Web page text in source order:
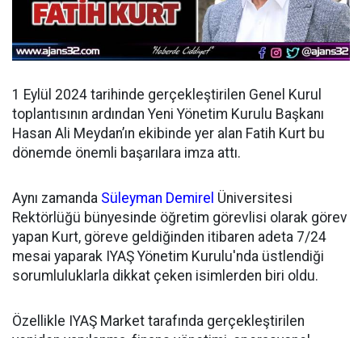
1 Eylül 2024 tarihinde gerçekleştirilen Genel Kurul
toplantısının ardından Yeni Yönetim Kurulu Başkanı
Hasan Ali Meydan’ın ekibinde yer alan Fatih Kurt bu
dönemde önemli başarılara imza attı.
Aynı zamanda Süleyman Demirel Üniversitesi
Rektörlüğü bünyesinde öğretim görevlisi olarak görev
yapan Kurt, göreve geldiğinden itibaren adeta 7/24
mesai yaparak IYAŞ Yönetim Kurulu'nda üstlendiği
sorumluluklarla dikkat çeken isimlerden biri oldu.
Özellikle IYAŞ Market tarafında gerçekleştirilen